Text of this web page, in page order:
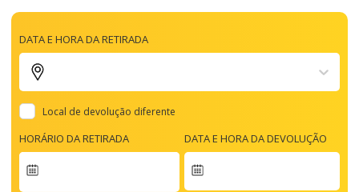
DATA E HORA DA RETIRADA
Local de devolução diferente
HORÁRIO DA RETIRADA DATA E HORA DA DEVOLUÇÃO